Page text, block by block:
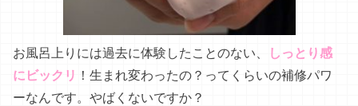
お風呂上りには過去に体験したことのない、
しっとり感
にビックリ ！生まれ変わったの？ってくらいの補修パワ
ーなんです。やばくないですか？